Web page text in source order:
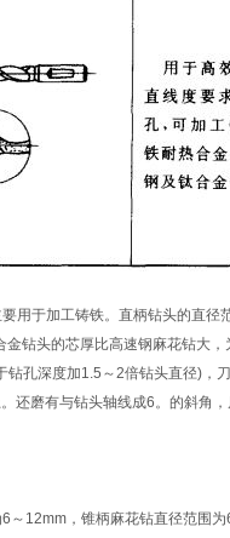
于加工铸铁。直柄钻头的直径
钻头的芯厚比高速钢麻花钻大
孔深度加1.5～2倍钻头直径)，
还磨有与钻头轴线成6。的斜角
12mm，锥柄麻花钻直径范围